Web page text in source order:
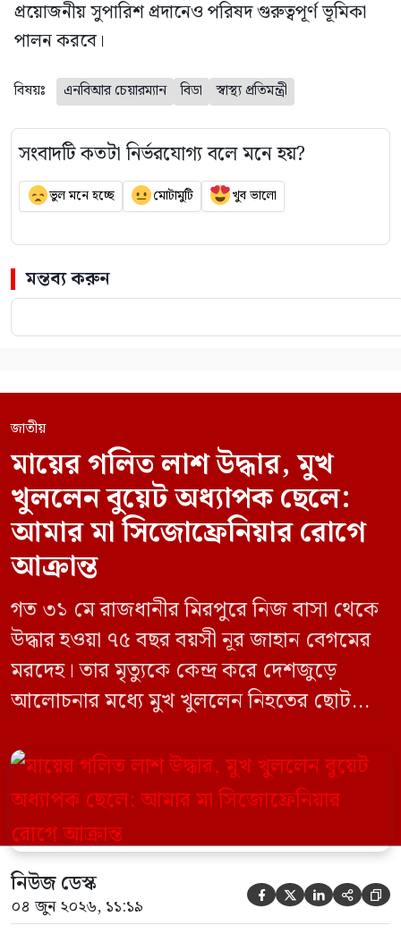
প্রয়োজনীয় সুপারিশ প্রদানেও পরিষদ গুরুত্বপূর্ণ ভূমিকা
পালন করবে।
বিষয়ঃ এনবিআর চেয়ারম্যান বিডা স্বাস্থ্য প্রতিমন্ত্রী
সংবাদটি কতটা নির্ভরযোগ্য বলে মনে হয়?
ভুল মনে হচ্ছে মোটামুটি খুব ভালো
মন্তব্য করুন
জাতীয়
মায়ের গলিত লাশ উদ্ধার, মুখ
খুললেন বুয়েট অধ্যাপক ছেলে:
আমার মা সিজোফ্রেনিয়ার রোগে
আক্রান্ত
গত ৩১ মে রাজধানীর মিরপুরে নিজ বাসা থেকে
উদ্ধার হওয়া ৭৫ বছর বয়সী নূর জাহান বেগমের
মরদেহ। তার মৃত্যুকে কেন্দ্র করে দেশজুড়ে
আলোচনার মধ্যে মুখ খুললেন নিহতের ছোট
(বুয়েট) অধ্যাপক একেএম আশিকুর রহমান।
তিনি পরিবারের বিরুদ্ধে ছড়ানো বিভিন্ন তথ্যকে
মিথ্যা বলে দাবি করেছেন। বুধবার (৩ জুন)
গণমাধ্যমে দেওয়া বক্তব্যে তিনি এই […]
নিউজ ডেস্ক
০৪ জুন ২০২৬, ১১:১৯     